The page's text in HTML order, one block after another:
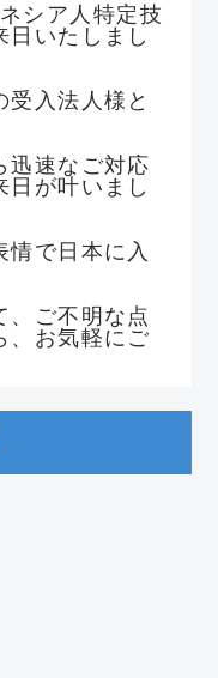
シア人特定技
日いたしまし
入法人様と
迅速なご対応
日が叶いまし
で日本に入
、ご不明な点
、お気軽にご